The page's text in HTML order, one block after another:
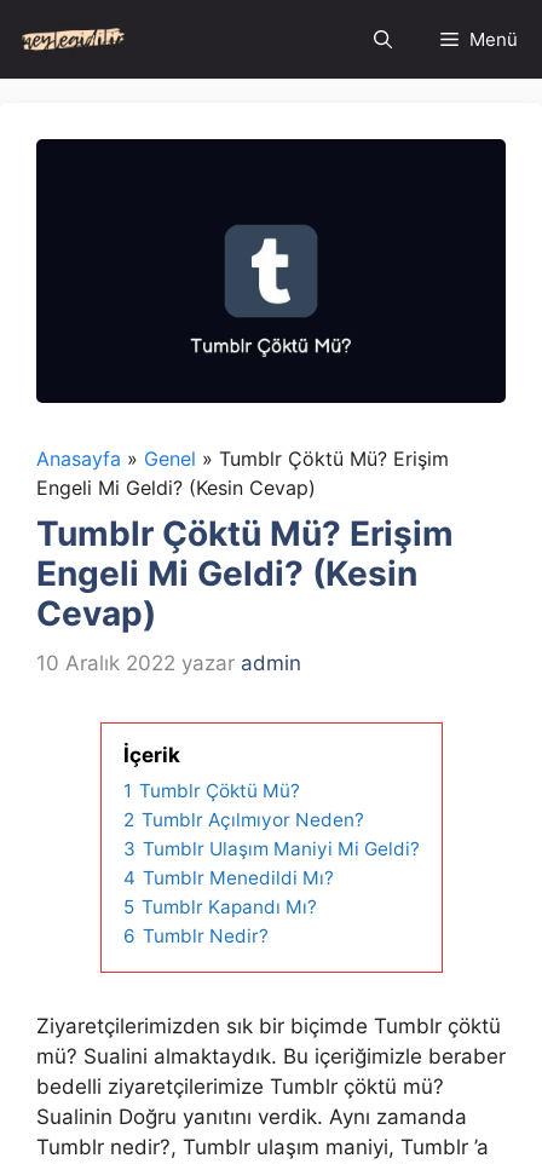
atla
Menü
Anasayfa » Genel » Tumblr Çöktü Mü? Erişim
Engeli Mi Geldi? (Kesin Cevap)
Tumblr Çöktü Mü? Erişim
Engeli Mi Geldi? (Kesin
Cevap)
10 Aralık 2022 yazar admin
İçerik
1 Tumblr Çöktü Mü?
2 Tumblr Açılmıyor Neden?
3 Tumblr Ulaşım Maniyi Mi Geldi?
4 Tumblr Menedildi Mı?
5 Tumblr Kapandı Mı?
6 Tumblr Nedir?
Ziyaretçilerimizden sık bir biçimde Tumblr çöktü
mü? Sualini almaktaydık. Bu içeriğimizle beraber
bedelli ziyaretçilerimize Tumblr çöktü mü?
Sualinin Doğru yanıtını verdik. Aynı zamanda
Tumblr nedir?, Tumblr ulaşım maniyi, Tumblr ’a